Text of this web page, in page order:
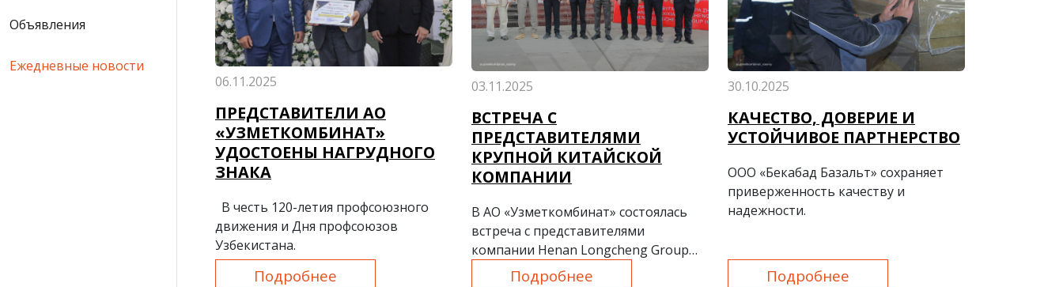
Объявления
Ежедневные новости
06.11.2025
ПРЕДСТАВИТЕЛИ АО
«УЗМЕТКОМБИНАТ»
УДОСТОЕНЫ НАГРУДНОГО
ЗНАКА
В честь 120-летия профсоюзного
движения и Дня профсоюзов
Узбекистана.
Подробнее
03.11.2025
ВСТРЕЧА С
ПРЕДСТАВИТЕЛЯМИ
КРУПНОЙ КИТАЙСКОЙ
КОМПАНИИ
В АО «Узметкомбинат» состоялась
встреча с представителями
компании Henan Longcheng Group
Co., Ltd.Подробнее
30.10.2025
КАЧЕСТВО, ДОВЕРИЕ И
УСТОЙЧИВОЕ ПАРТНЕРСТВО
ООО «Бекабад Базальт» сохраняет
приверженность качеству и
надежности.
Подробнее